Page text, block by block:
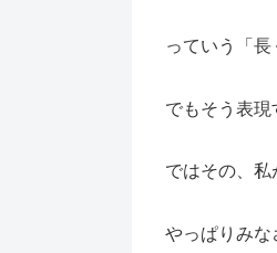
っていう「
でもそう表現
ではその、私
やっぱりみな